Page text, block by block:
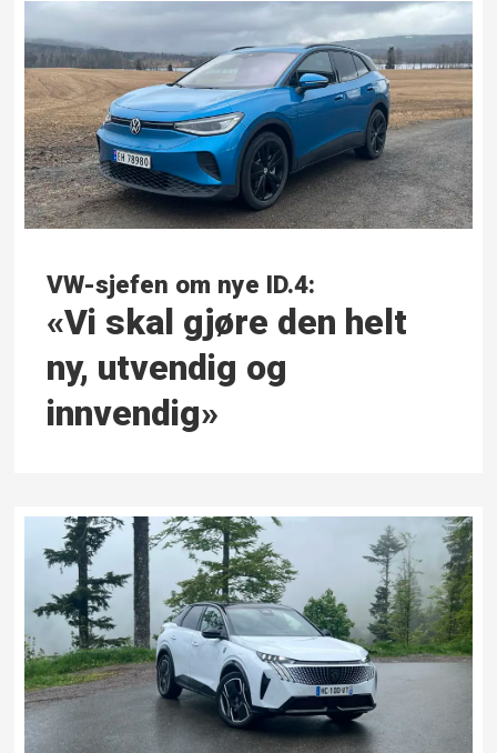
VW-sjefen om nye ID.4:
«Vi skal gjøre den helt
ny, utvendig og
innvendig»